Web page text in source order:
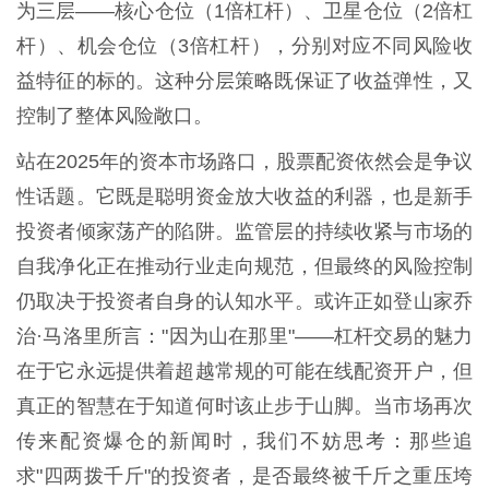
为三层——核心仓位（1倍杠杆）、卫星仓位（2倍杠
杆）、机会仓位（3倍杠杆），分别对应不同风险收
益特征的标的。这种分层策略既保证了收益弹性，又
控制了整体风险敞口。
站在2025年的资本市场路口，股票配资依然会是争议
性话题。它既是聪明资金放大收益的利器，也是新手
投资者倾家荡产的陷阱。监管层的持续收紧与市场的
自我净化正在推动行业走向规范，但最终的风险控制
仍取决于投资者自身的认知水平。或许正如登山家乔
治·马洛里所言："因为山在那里"——杠杆交易的魅力
在于它永远提供着超越常规的可能在线配资开户，但
真正的智慧在于知道何时该止步于山脚。当市场再次
传来配资爆仓的新闻时，我们不妨思考：那些追
求"四两拨千斤"的投资者，是否最终被千斤之重压垮